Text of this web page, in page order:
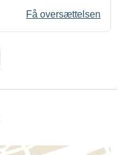
Få oversættelsen